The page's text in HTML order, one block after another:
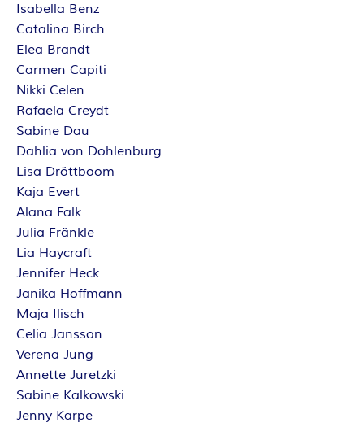
Isabella Benz
Catalina Birch
Elea Brandt
Carmen Capiti
Nikki Celen
Rafaela Creydt
Sabine Dau
Dahlia von Dohlenburg
Lisa Dröttboom
Kaja Evert
Alana Falk
Julia Fränkle
Lia Haycraft
Jennifer Heck
Janika Hoffmann
Maja Ilisch
Celia Jansson
Verena Jung
Annette Juretzki
Sabine Kalkowski
Jenny Karpe